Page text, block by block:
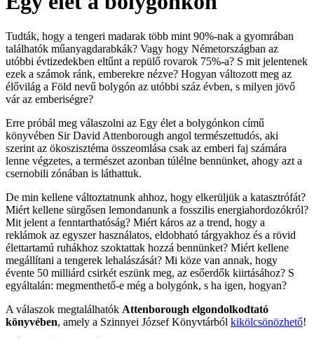
Tudták, hogy a tengeri madarak több mint 90%-nak a gyomrában
találhatók műanyagdarabkák? Vagy hogy Németországban az
utóbbi évtizedekben eltűnt a repülő rovarok 75%-a? S mit jelentenek
ezek a számok ránk, emberekre nézve? Hogyan változott meg az
élővilág a Föld nevű bolygón az utóbbi száz évben, s milyen jövő
vár az emberiségre?
Erre próbál meg válaszolni az Egy élet a bolygónkon című
könyvében Sir David Attenborough angol természettudós, aki
szerint az ökoszisztéma összeomlása csak az emberi faj számára
lenne végzetes, a természet azonban túlélne bennünket, ahogy azt a
csernobili zónában is láthattuk.
De min kellene változtatnunk ahhoz, hogy elkerüljük a katasztrófát?
Miért kellene sürgősen lemondanunk a fosszilis energiahordozókról?
Mit jelent a fenntarthatóság? Miért káros az a trend, hogy a
reklámok az egyszer használatos, eldobható tárgyakhoz és a rövid
élettartamú ruhákhoz szoktattak hozzá bennünket? Miért kellene
megállítani a tengerek lehalászását? Mi köze van annak, hogy
évente 50 milliárd csirkét eszünk meg, az esőerdők kiirtásához? S
egyáltalán: megmenthető-e még a bolygónk, s ha igen, hogyan?
A válaszok megtalálhatók Attenborough elgondolkodtató
könyvében, amely a Szinnyei József Könyvtárból kikölcsönözhető!